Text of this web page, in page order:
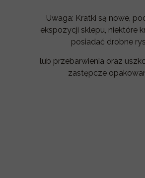
Uwaga: Kratki są nowe,
ekspozycji sklepu, niektóre
posiadać drobne
lub przebarwienia oraz
zastępcze